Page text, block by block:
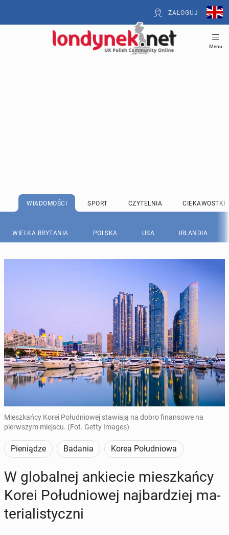
ZALOGUJ
Menu
WIADOMOŚCI SPORT CZYTELNIA CIEKAWOSTKI
WIELKA BRYTANIA POLSKA USA IRLANDIA
Mieszkańcy Korei Południowej stawiają na dobro finansowe na
pierwszym miejscu. (Fot. Getty Images)
Pieniądze Badania Korea Południowa
W glo­bal­nej an­kie­cie miesz­kań­cy
Korei Po­łu­dnio­wej naj­bar­dziej ma­
te­ria­li­stycz­ni